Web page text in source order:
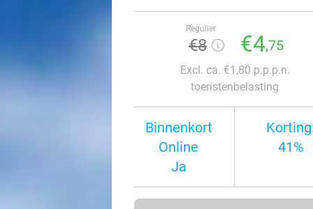
Regulier
€8 €4,75
Excl. ca. €1,80 p.p.p.n.
toeristenbelasting
Binnenkort
Online
Ja
41%